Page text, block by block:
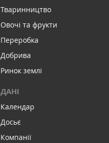
Тваринництво
Овочі та фрукти
Переробка
Добрива
Ринок землі
ДАНІ
Календар
Досьє
Компанії